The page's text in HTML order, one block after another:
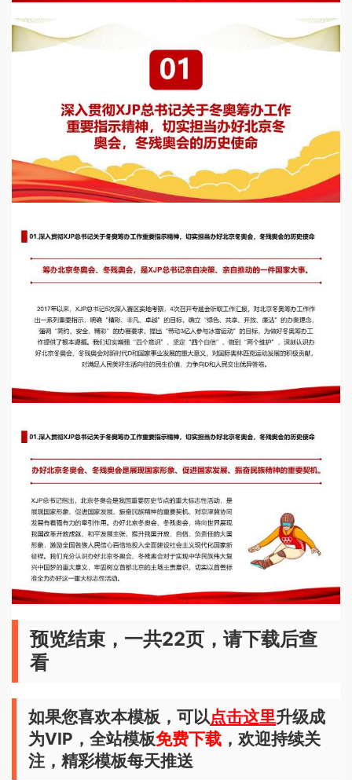
预览结束，一共22页，请下载后查
看
如果您喜欢本模板，可以点击这里升级成
为VIP，全站模板免费下载 ，欢迎持续关
注，精彩模板每天推送